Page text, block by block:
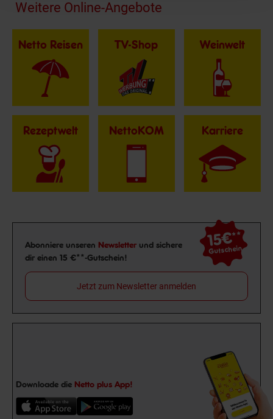
Fußzeile
Weitere Online-Angebote
Netto Reisen TV-Shop Weinwelt
Rezeptwelt NettoKOM Karriere
Newsletter Anmeldung
Abonniere unseren Newsletter und sichere
dir einen 15 €**-Gutschein!
15€**
Gutschein
Jetzt zum Newsletter anmelden
Downloade die Netto plus App!